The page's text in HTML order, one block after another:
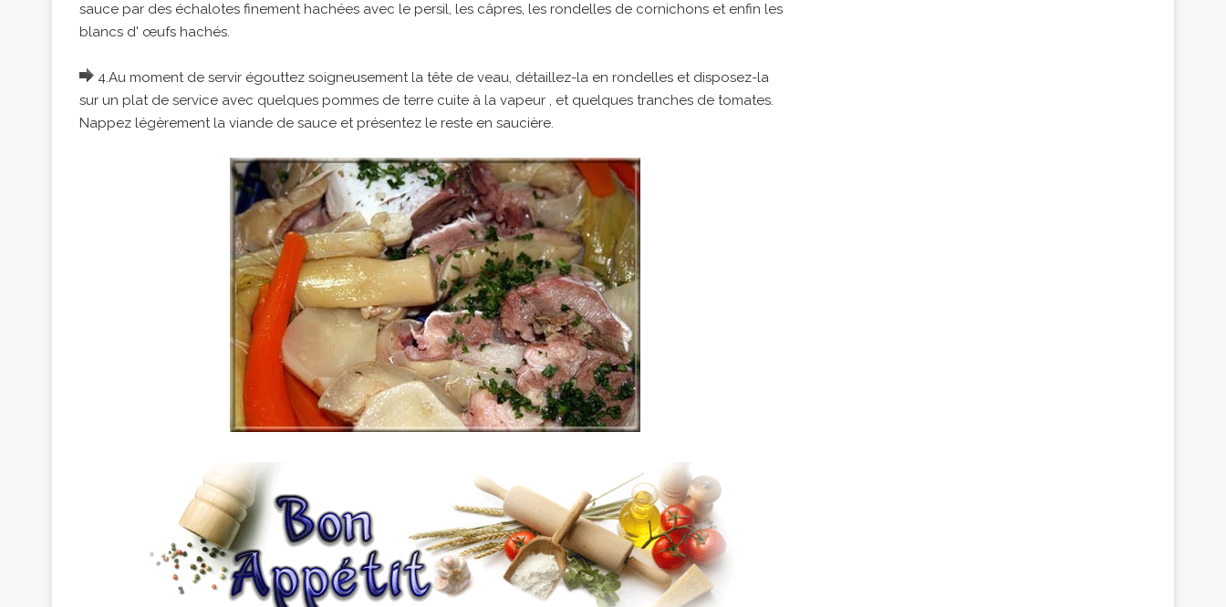
sauce par des échalotes finement hachées avec le persil, les câpres, les rondelles de cornichons et enfin les
blancs d' œufs hachés.
4.Au moment de servir égouttez soigneusement la tête de veau, détaillez-la en rondelles et disposez-la
sur un plat de service avec quelques pommes de terre cuite à la vapeur , et quelques tranches de tomates.
Nappez légèrement la viande de sauce et présentez le reste en saucière.